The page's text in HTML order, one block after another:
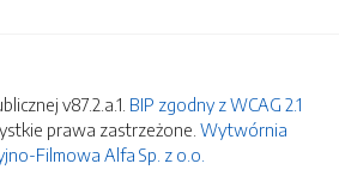
v87.2.a.1. BIP zgodny z WCAG 2.1
prawa zastrzeżone. Wytwórnia
Filmowa Alfa Sp. z o.o.